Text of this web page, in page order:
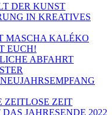
DER KUNST
IN KREATIVES
MASCHA KALÉKO
EUCH!
ABFAHRT
ZEITLOSE ZEIT
JAHRESENDE 2022